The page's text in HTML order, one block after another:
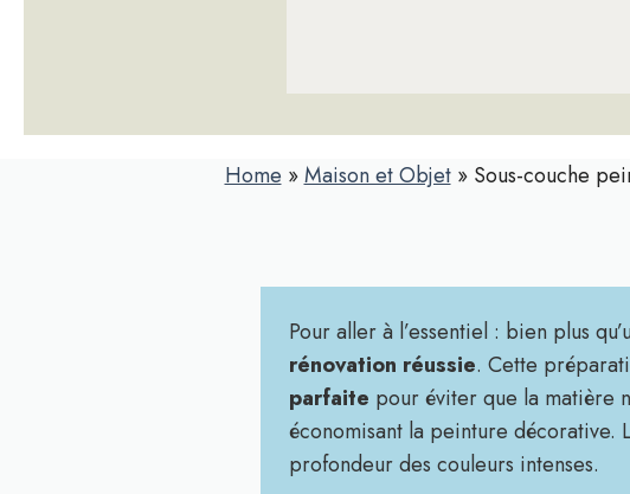
Home »Maison et Objet» Sous-couche
Pour aller à l’essentiel : bien plus
rénovation réussie. Cette
parfaite pour éviter que la matière
économisant la peinture décorative.
profondeur des couleurs intenses.